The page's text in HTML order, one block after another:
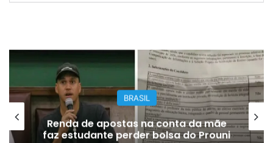
BRASIL
Renda de apostas na conta da mãe
faz estudante perder bolsa do Prouni